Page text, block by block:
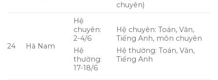
chuyên)
24 Hà Nam
Hệ
chuyên:
2-4/6
Hệ
thường:
17-18/6
Hệ chuyên: Toán, Văn,
Tiếng Anh, môn chuyên
Hệ thường: Toán, Văn,
Tiếng Anh